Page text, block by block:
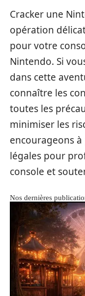
Cracker une
opération
pour votre
Nintendo. Si
dans cette
connaître les
toutes les
minimiser les
encourageons
légales pour
console et
Nos dernières